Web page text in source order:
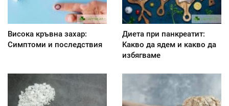
Висока кръвна захар:
Симптоми и последствия
Диета при панкреатит:
Kакво да ядем и какво да
избягваме